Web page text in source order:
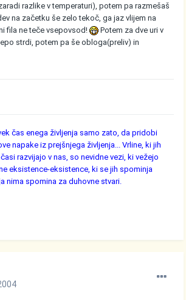
razlike v temperaturi), potem pa razmešaš
na začetku še zelo tekoč, ga jaz vlijem na
fila ne teče vsepovsod!
Potem za dve uri v
strdi, potem pa še obloga(preliv) in
čas enega življenja samo zato, da pridobi
napake iz prejšnjega življenja... Vrline, ki jih
razvijajo v nas, so nevidne vezi, ki vežejo
eksistence-eksistence, ki se jih spominja
nima spomina za duhovne stvari.